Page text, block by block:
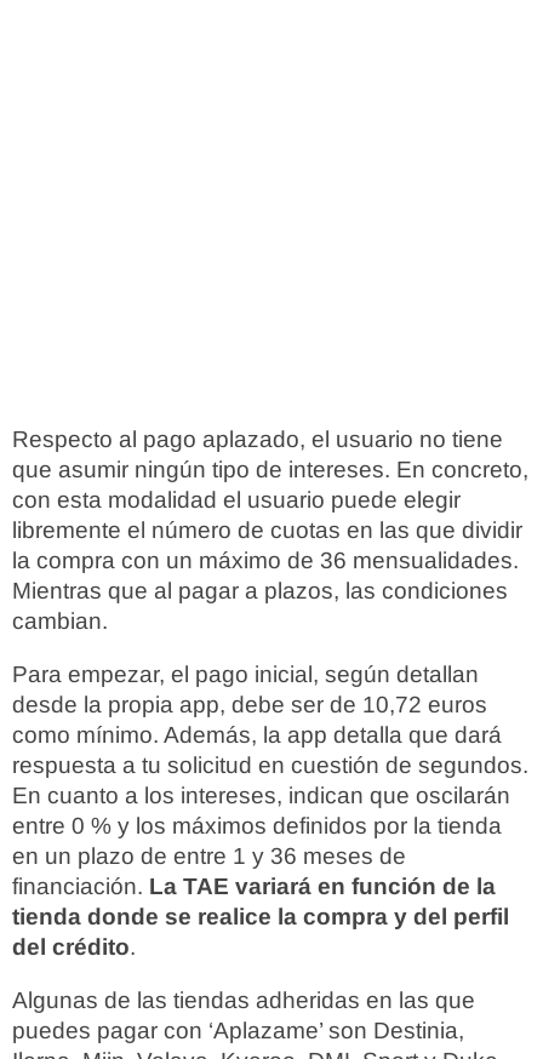
Respecto al pago aplazado, el usuario no tiene
que asumir ningún tipo de intereses. En concreto,
con esta modalidad el usuario puede elegir
libremente el número de cuotas en las que dividir
la compra con un máximo de 36 mensualidades.
Mientras que al pagar a plazos, las condiciones
cambian.
Para empezar, el pago inicial, según detallan
desde la propia app, debe ser de 10,72 euros
como mínimo. Además, la app detalla que dará
respuesta a tu solicitud en cuestión de segundos.
En cuanto a los intereses, indican que oscilarán
entre 0 % y los máximos definidos por la tienda
en un plazo de entre 1 y 36 meses de
financiación. La TAE variará en función de la
tienda donde se realice la compra y del perfil
del crédito.
Algunas de las tiendas adheridas en las que
puedes pagar con ‘Aplazame’ son Destinia,